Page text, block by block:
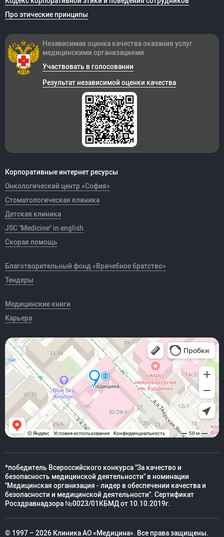
Про этические принципы
Корпоративные интернет ресурсы
Онкологический центр «София»
Стоматологическая клиника
Детская клиника
JSC "Medicine" in english
Скорая помощь
Благотворительный фонд «Врачебное братство»
Тендеры
Медицинские книги
Карьера
Независимая оценка качества оказания услуг
медицинскими организациями
Участвовать в голосовании
Результат независимой оценки качества
*победитель Всероссийского конкурса "За качество и
безопасность медицинской деятельности" в номинации
"Медицинская организация - лидер в обеспечении качества и
безопасности и медицинской деятельности". Сертификат
Росздравнадзора №0023/01КБМД от 10.10.2019г.
© 1997 – 2026 Клиника АО «Медицина». Все права защищены.